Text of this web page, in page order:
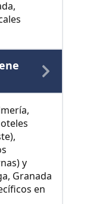
y
Granada
en